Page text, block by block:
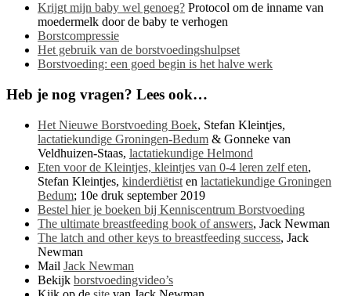
Krijgt mijn baby wel genoeg? Protocol om de inname van
moedermelk door de baby te verhogen
Borstcompressie
Het gebruik van de borstvoedingshulpset
Borstvoeding: een goed begin is het halve werk
Heb je nog vragen? Lees ook…
Het Nieuwe Borstvoeding Boek, Stefan Kleintjes,
lactatiekundige Groningen-Bedum & Gonneke van
Veldhuizen-Staas, lactatiekundige Helmond
Eten voor de Kleintjes, kleintjes van 0-4 leren zelf eten,
Stefan Kleintjes, kinderdiëtist en lactatiekundige Groningen
Bedum; 10e druk september 2019
Bestel hier je boeken bij Kenniscentrum Borstvoeding
The ultimate breastfeeding book of answers, Jack Newman
The latch and other keys to breastfeeding success, Jack
Newman
Mail Jack Newman
Bekijk borstvoedingvideo’s